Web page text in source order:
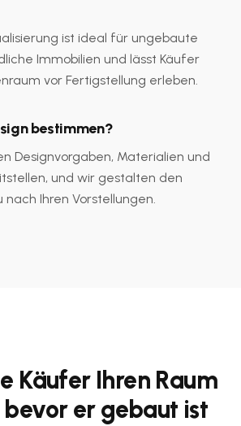
ist ideal für ungebaute
Immobilien und lässt Käufer
vor Fertigstellung erleben.
bestimmen?
Designvorgaben, Materialien und
und wir gestalten den
Ihren Vorstellungen.
Käufer Ihren Raum
er gebaut ist